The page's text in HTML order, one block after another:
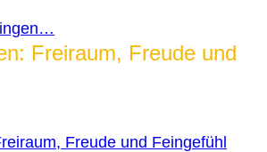
Freiraum, Freude und
Freude und Feingefühl